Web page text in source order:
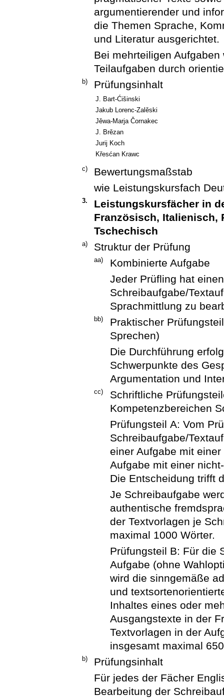
argumentierender und
die Themen Sprache,
und Literatur ausgerichtet.
Bei mehrteiligen
Teilaufgaben durch
b) Prüfungsinhalt
J. Bart-Ćišinski
Jakub Lorenc-Zalěski
Jěwa-Marja Čornakec
J. Brězan
Jurij Koch
Křesćan Krawc
c)
Bewertungsmaßstab
wie Leistungskursfach
3.
Leistungskursfächer in
Französisch, Italienisch,
Tschechisch
a) Struktur der Prüfung
aa)
Kombinierte Aufgabe
Jeder Prüfling hat
Schreibaufgabe/
Sprachmittlung zu
bb)
Praktischer
Sprechen)
Die Durchführung
Schwerpunkte des
Argumentation und
cc)
Schriftliche
Kompetenzbereichen
Prüfungsteil A: Vom
Schreibaufgabe/
einer Aufgabe mit
Aufgabe mit einer
Die Entscheidung trifft
Je Schreibaufgabe
authentische
der Textvorlagen je
maximal 1000 Wörter.
Prüfungsteil B: Für die
Aufgabe (ohne
wird die sinngemäße
und
Inhaltes eines oder
Ausgangstexte in der
Textvorlagen in der
insgesamt maximal
b)
Prüfungsinhalt
Für jedes der Fächer
Bearbeitung der